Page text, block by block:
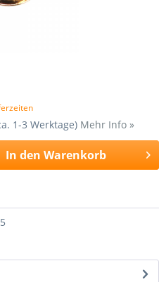
1-3 Werktage) Mehr Info »
In den Warenkorb